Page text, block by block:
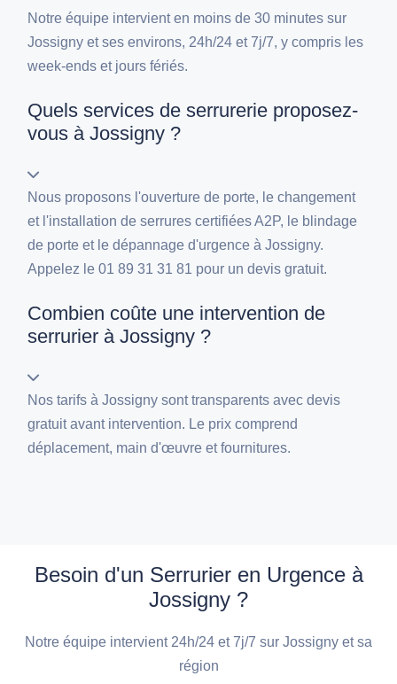
Notre équipe intervient en moins de 30 minutes sur
Jossigny et ses environs, 24h/24 et 7j/7, y compris les
week-ends et jours fériés.
Quels services de serrurerie proposez-
vous à Jossigny ?
Nous proposons l'ouverture de porte, le changement
et l'installation de serrures certifiées A2P, le blindage
de porte et le dépannage d'urgence à Jossigny.
Appelez le 01 89 31 31 81 pour un devis gratuit.
Combien coûte une intervention de
serrurier à Jossigny ?
Nos tarifs à Jossigny sont transparents avec devis
gratuit avant intervention. Le prix comprend
déplacement, main d'œuvre et fournitures.
Besoin d'un Serrurier en Urgence à
Jossigny ?
Notre équipe intervient 24h/24 et 7j/7 sur Jossigny et sa
région